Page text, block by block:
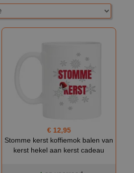
€ 12,95
Stomme kerst koffiemok balen van
kerst hekel aan kerst cadeau